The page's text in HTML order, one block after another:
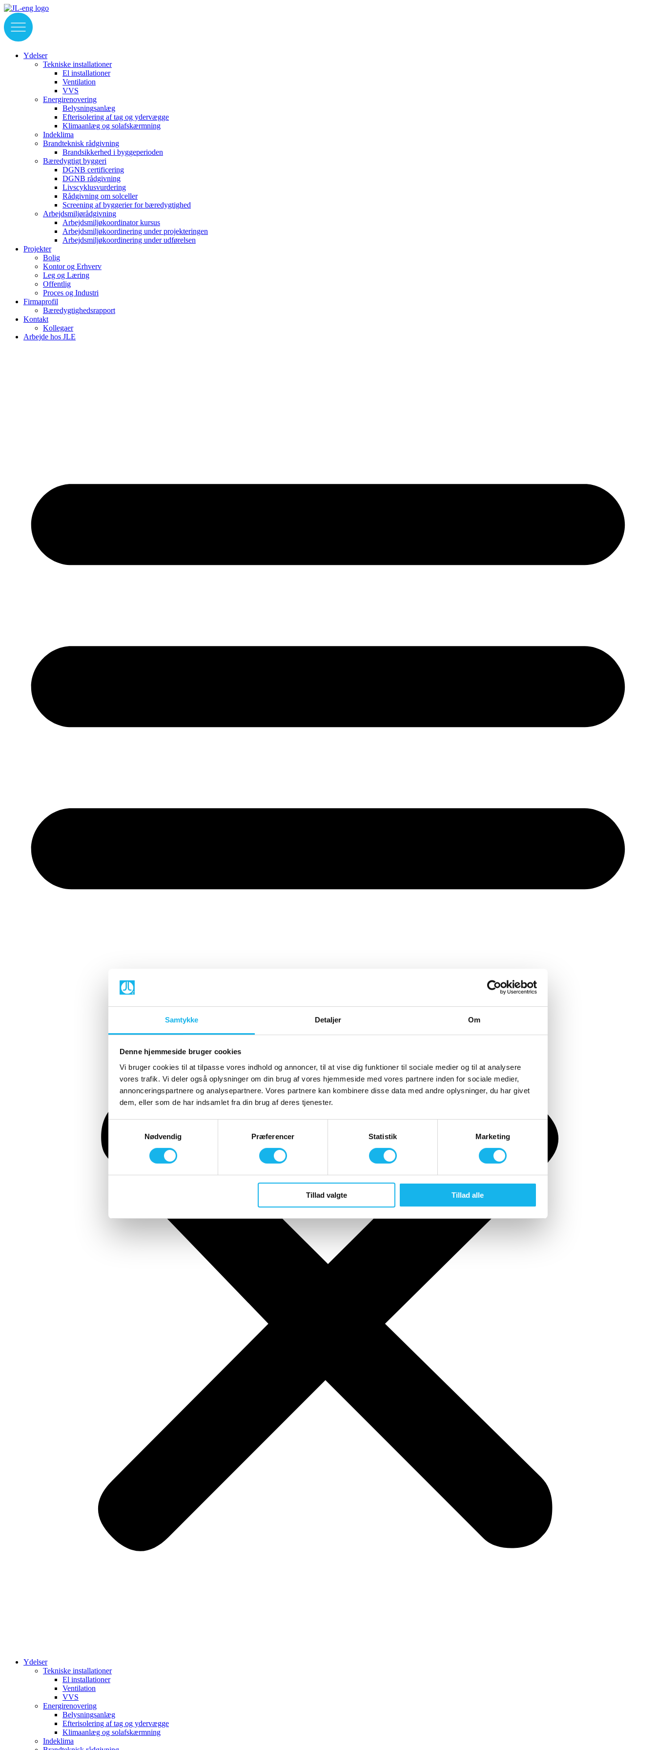
Samtykke Detaljer Om
Denne hjemmeside bruger cookies
Vi bruger cookies til at tilpasse vores indhold og annoncer, til at vise dig funktioner til sociale medier og til at analysere
vores trafik. Vi deler også oplysninger om din brug af vores hjemmeside med vores partnere inden for sociale medier,
annonceringspartnere og analysepartnere. Vores partnere kan kombinere disse data med andre oplysninger, du har givet
dem, eller som de har indsamlet fra din brug af deres tjenester.
Nødvendig
Præferencer Statistik Marketing
Tillad valgte Tillad alle
Videre
til
indhold
Ydelser
Tekniske installationer
El installationer
Ventilation
VVS
Energirenovering
Belysningsanlæg
Efterisolering af tag og ydervægge
Klimaanlæg og solafskærmning
Indeklima
Brandteknisk rådgivning
Brandsikkerhed i byggeperioden
Bæredygtigt byggeri
DGNB certificering
DGNB rådgivning
Livscyklusvurdering
Rådgivning om solceller
Screening af byggerier for bæredygtighed
Arbejdsmiljørådgivning
Arbejdsmiljøkoordinator kursus
Arbejdsmiljøkoordinering under projekteringen
Arbejdsmiljøkoordinering under udførelsen
Projekter
Bolig
Kontor og Erhverv
Leg og Læring
Offentlig
Proces og Industri
Firmaprofil
Bæredygtighedsrapport
Kontakt
Kollegaer
Arbejde hos JLE
Ydelser
Tekniske installationer
El installationer
Ventilation
VVS
Energirenovering
Belysningsanlæg
Efterisolering af tag og ydervægge
Klimaanlæg og solafskærmning
Indeklima